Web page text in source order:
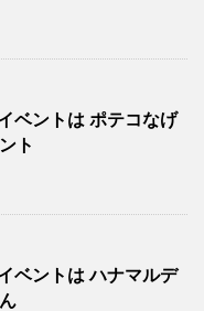
ベントは ポテコなげ
ト
ベントは ハナマルデ